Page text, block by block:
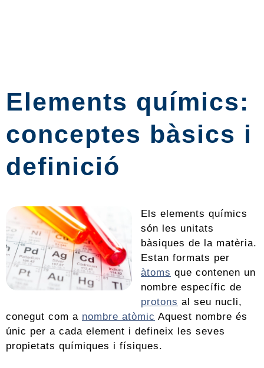
Elements químics:
conceptes bàsics i
definició
Els elements químics
són les unitats
bàsiques de la matèria.
Estan formats per
àtoms que contenen un
nombre específic de
protons al seu nucli,
conegut com a nombre atòmic Aquest nombre és
únic per a cada element i defineix les seves
propietats químiques i físiques.